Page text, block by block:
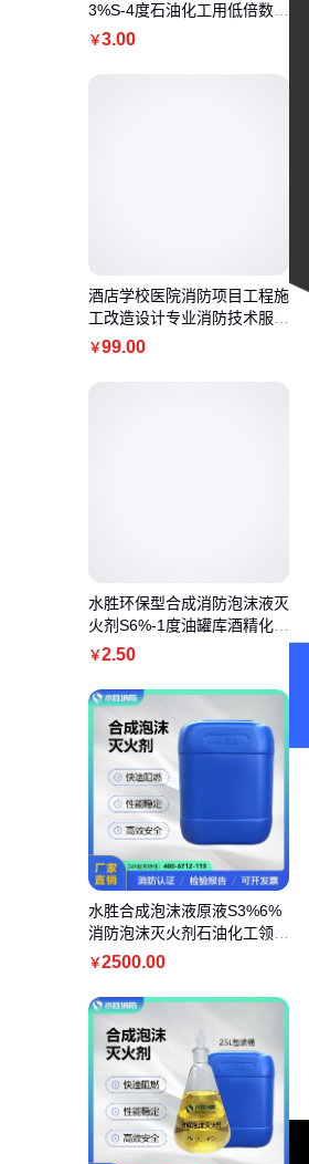
3%S-4度石油化工用低倍数泡
沫灭火药剂
￥3.00
酒店学校医院消防项目工程施
工改造设计专业消防技术服务
机构
￥99.00
水胜环保型合成消防泡沫液灭
火剂S6%-1度油罐库酒精化工
厂阻燃液
￥2.50
水胜合成泡沫液原液S3%6%
消防泡沫灭火剂石油化工领域
火灾专用
￥2500.00